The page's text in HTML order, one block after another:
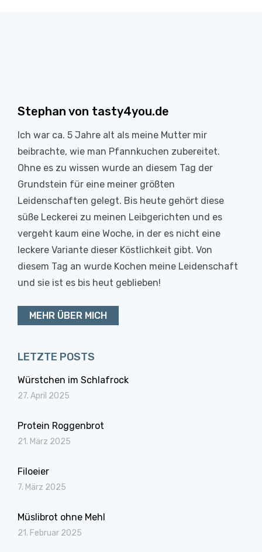
Stephan von tasty4you.de
Ich war ca. 5 Jahre alt als meine Mutter mir
beibrachte, wie man Pfannkuchen zubereitet.
Ohne es zu wissen wurde an diesem Tag der
Grundstein für eine meiner größten
Leidenschaften gelegt. Bis heute gehört diese
süße Leckerei zu meinen Leibgerichten und es
vergeht kaum eine Woche, in der es nicht eine
leckere Variante dieser Köstlichkeit gibt. Von
diesem Tag an wurde Kochen meine Leidenschaft
und sie ist es bis heut geblieben!
MEHR ÜBER MICH
LETZTE POSTS
Würstchen im Schlafrock
27. April 2025
Protein Roggenbrot
21. März 2025
Filoeier
7. März 2025
Müslibrot ohne Mehl
21. Februar 2025